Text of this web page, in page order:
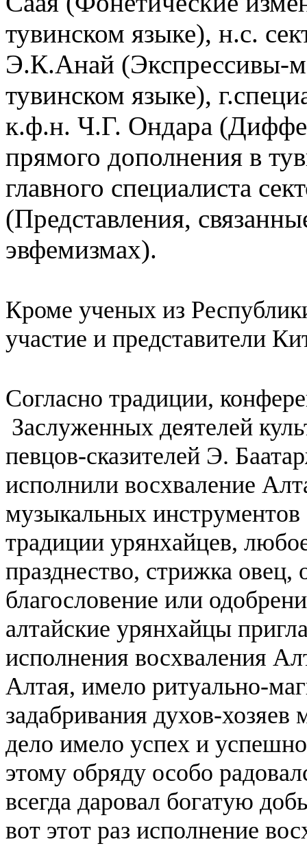
тувинском языке), н.с.
Э.К.Анай (Экспрессивы-
тувинском языке),
к.ф.н. Ч.Г. Ондара
прямого дополнения в
главного специалиста
(Представления,
эвфемизмах).
Кроме ученых из
участие и представители
Согласно традиции,
Заслуженных деятелей
певцов-сказителей Э.
исполнили восхваление
музыкальных
традиции урянхайцев,
празднество, стрижка
благословение или
алтайские урянхайцы
исполнения восхваления
Алтая, имело ритуально-
задабривания духов-
дело имело успех и
этому обряду особо
всегда даровал богатую
вот этот раз исполнение